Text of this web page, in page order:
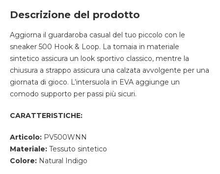
Descrizione del prodotto
Aggiorna il guardaroba casual del tuo piccolo con le
sneaker 500 Hook & Loop. La tomaia in materiale
sintetico assicura un look sportivo classico, mentre la
chiusura a strappo assicura una calzata avvolgente per una
giornata di gioco. L’intersuola in EVA aggiunge un
comodo supporto per passi più sicuri.
CARATTERISTICHE:
Articolo: PV500WNN
Materiale: Tessuto sintetico
Colore: Natural Indigo